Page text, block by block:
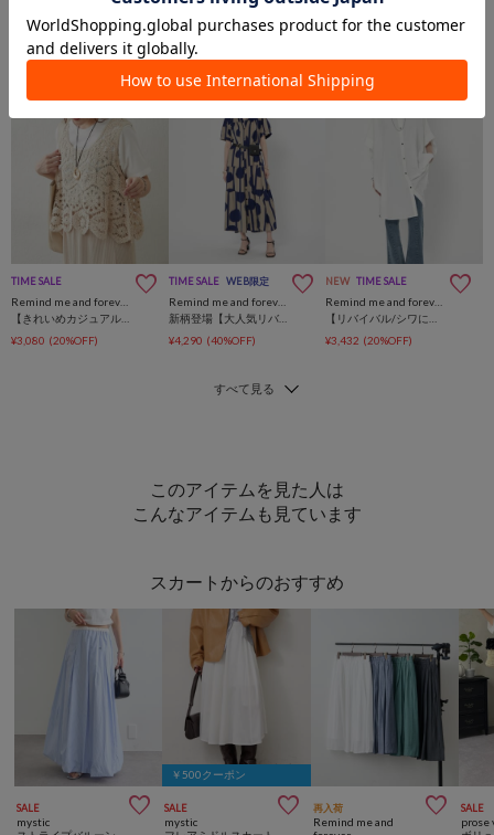
TIME SALE
¥3,080 (20%OFF)
TIME SALE WEB限定
Remind me and forever
新柄登場【大人気リバイバル / 体型カバーにも◎】アソート柄ティアードワンピース
¥4,290 (40%OFF)
NEW TIME SALE
¥3,432 (20%OFF)
このアイテムを見た人は
こんなアイテムも見ています
スカートからのおすすめ
SALE 
mystic
￥500クーポン
SALE 
mystic
再入荷 
Remind me and
SALE
prose